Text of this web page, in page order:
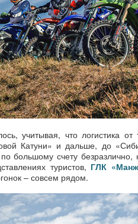
учитывая, что логистика
Катуни» и дальше, до
большому счету
туристов, ГЛК
– совсем рядом.